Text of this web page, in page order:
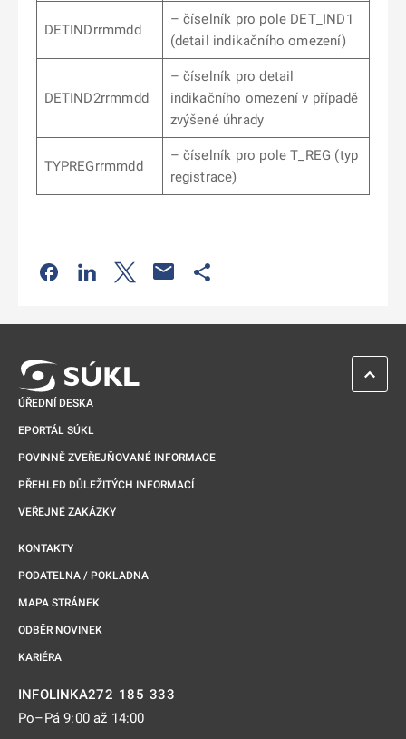
DETINDrrmmdd
– číselník pro pole DET_IND1
(detail indikačního omezení)
DETIND2rrmmdd
– číselník pro detail
indikačního omezení v případě
zvýšené úhrady
TYPREGrrmmdd
– číselník pro pole T_REG (typ
registrace)
Odkaz se otevře na nové kartě
Odkaz se otevře na nové kartě
Odkaz se otevře na nové kartě
ÚŘEDNÍ DESKA
EPORTÁL SÚKL
POVINNĚ ZVEŘEJŇOVANÉ INFORMACE
PŘEHLED DŮLEŽITÝCH INFORMACÍ
VEŘEJNÉ ZAKÁZKY
KONTAKTY
PODATELNA / POKLADNA
MAPA STRÁNEK
ODBĚR NOVINEK
KARIÉRA
INFOLINKA272 185 333
Po–Pá 9:00 až 14:00
ZPĚT